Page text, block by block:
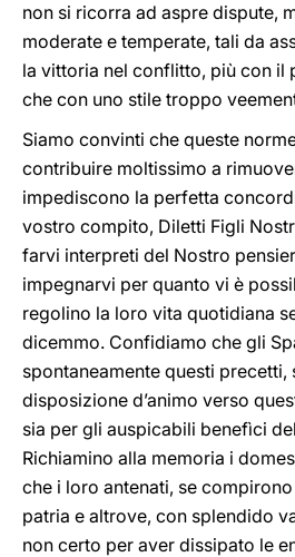
non si ricorra ad aspre dispute,
moderate e temperate, tali da
la vittoria nel conflitto, più con il
che con uno stile troppo
Siamo convinti che queste
contribuire moltissimo a
impediscono la perfetta
vostro compito, Diletti Figli
farvi interpreti del Nostro
impegnarvi per quanto vi è
regolino la loro vita quotidiana
dicemmo. Confidiamo che gli
spontaneamente questi precetti,
disposizione d’animo verso
sia per gli auspicabili benefìci
Richiamino alla memoria i
che i loro antenati, se
patria e altrove, con splendido
non certo per aver dissipato le